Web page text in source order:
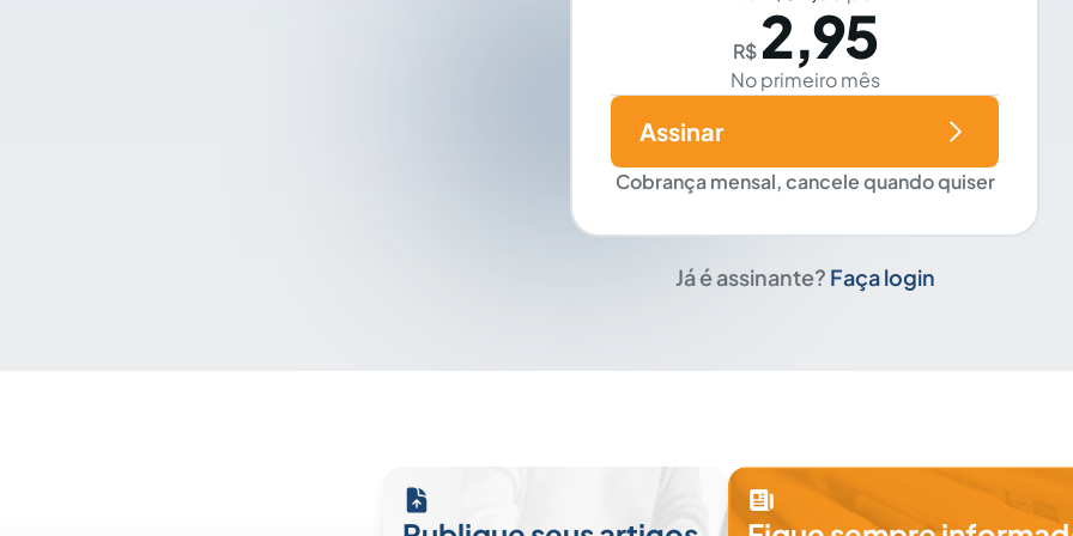
R$ 2,95
No primeiro mês
Cobrança mensal, cancele quando quiser
Assinar
Já é assinante? Faça login